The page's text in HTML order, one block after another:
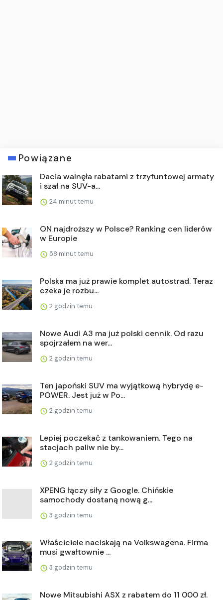
Powiązane
Dacia walnęła rabatami z trzyfuntowej armaty
i szał na SUV-a...
24 minut temu
ON najdroższy w Polsce? Ranking cen liderów
w Europie
58 minut temu
Polska ma już prawie komplet autostrad. Teraz
czeka je rozbu...
2 godzin temu
Nowe Audi A3 ma już polski cennik. Od razu
spojrzałem na wer...
2 godzin temu
Ten japoński SUV ma wyjątkową hybrydę e-
POWER. Jest już w Po...
2 godzin temu
Lepiej poczekać z tankowaniem. Tego na
stacjach paliw nie by...
2 godzin temu
XPENG łączy siły z Google. Chińskie
samochody dostaną nową g...
3 godzin temu
Właściciele naciskają na Volkswagena. Firma
musi gwałtownie ...
3 godzin temu
Nowe Mitsubishi ASX z rabatem do 11 000 zł.